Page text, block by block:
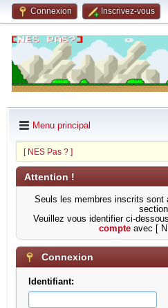
Connexion Inscrivez-vous
Menu principal
[ NES Pas ? ]
Attention !
Seuls les membres inscrits sont
section.
Veuillez vous identifier ci-
compteavec [
Connexion
Identifiant: